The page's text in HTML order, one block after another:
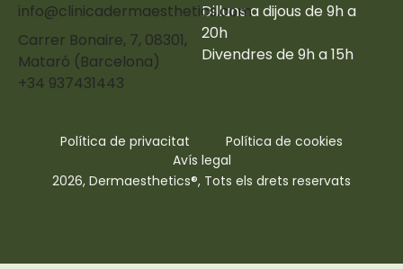
Dilluns a dijous de 9h a
20h
Divendres de 9h a 15h
+34 937431443
info@clinicadermaesthetics.com
Carrer Bonaire, 7, 08301,
Mataró (Barcelona)
Política de privacitat
Política de cookies
Avís legal
2026, Dermaesthetics®, Tots els drets reservats